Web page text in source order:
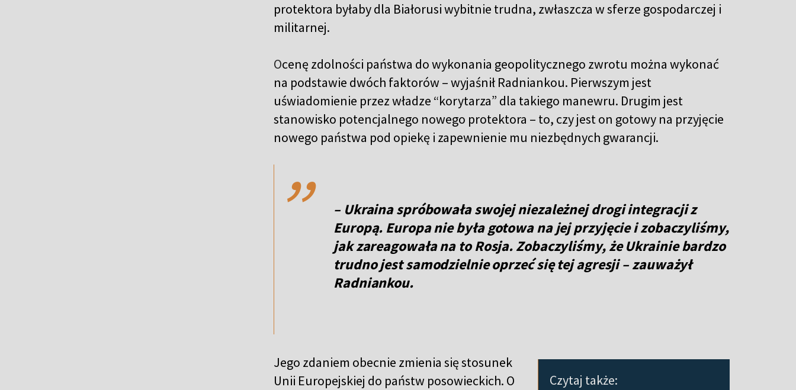
protektora byłaby dla Białorusi wybitnie trudna, zwłaszcza w sferze gospodarczej i
militarnej.
Ocenę zdolności państwa do wykonania geopolitycznego zwrotu można wykonać
na podstawie dwóch faktorów – wyjaśnił Radniankou. Pierwszym jest
uświadomienie przez władze “korytarza” dla takiego manewru. Drugim jest
stanowisko potencjalnego nowego protektora – to, czy jest on gotowy na przyjęcie
nowego państwa pod opiekę i zapewnienie mu niezbędnych gwarancji.
,,
– Ukraina spróbowała swojej niezależnej drogi integracji z
Europą. Europa nie była gotowa na jej przyjęcie i zobaczyliśmy,
jak zareagowała na to Rosja. Zobaczyliśmy, że Ukrainie bardzo
trudno jest samodzielnie oprzeć się tej agresji– zauważył
Radniankou.
Czytaj także:
Jego zdaniem obecnie zmienia się stosunek
Unii Europejskiej do państw posowieckich. O